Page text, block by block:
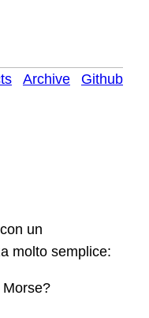
Archive Github
con un
molto semplice: